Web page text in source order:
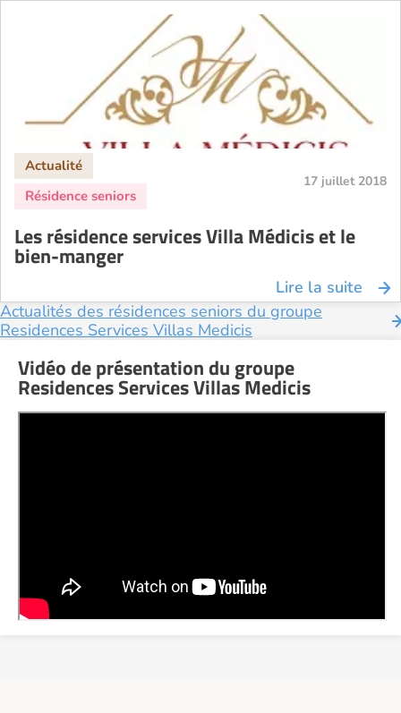
17 juillet 2018
Les résidence services Villa Médicis et le
bien-manger
Lire la suite
Actualités des résidences seniors du groupe
Residences Services Villas Medicis
Vidéo de présentation du groupe
Residences Services Villas Medicis